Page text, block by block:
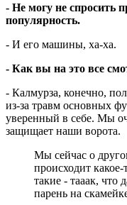
- Не могу не спросить
популярность.
- И его машины, ха-ха.
- Как вы на это все
- Калмурза, конечно,
из-за травм основных
уверенный в себе. Мы
защищает наши ворота.
Мы сейчас о
происходит
такие - тааак, что
парень на